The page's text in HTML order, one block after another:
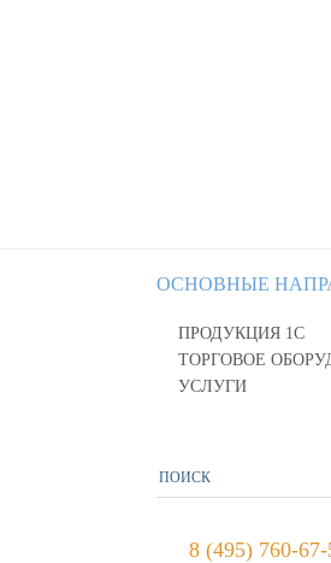
ОСНОВНЫЕ
ПРОДУКЦИЯ 1С
ТОРГОВОЕ
УСЛУГИ
8 (495) 760-67-